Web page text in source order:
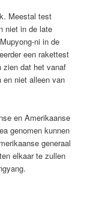
Meestal test
niet in de late
ni in de
een rakettest
zien dat het vanaf
en niet alleen van
en Amerikaanse
genomen kunnen
generaal
elkaar te zullen